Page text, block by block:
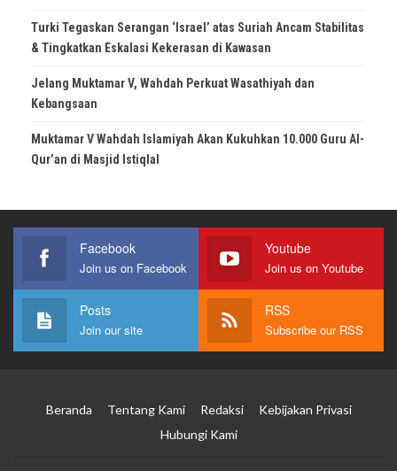
Turki Tegaskan Serangan ‘Israel’ atas Suriah Ancam Stabilitas
& Tingkatkan Eskalasi Kekerasan di Kawasan
Jelang Muktamar V, Wahdah Perkuat Wasathiyah dan
Kebangsaan
Muktamar V Wahdah Islamiyah Akan Kukuhkan 10.000 Guru Al-
Qur’an di Masjid Istiqlal
Facebook
Join us on Facebook
Youtube
Join us on Youtube
Posts
Join our site
RSS
Subscribe our RSS
Beranda Tentang Kami Redaksi
Kebijakan Privasi
Hubungi Kami